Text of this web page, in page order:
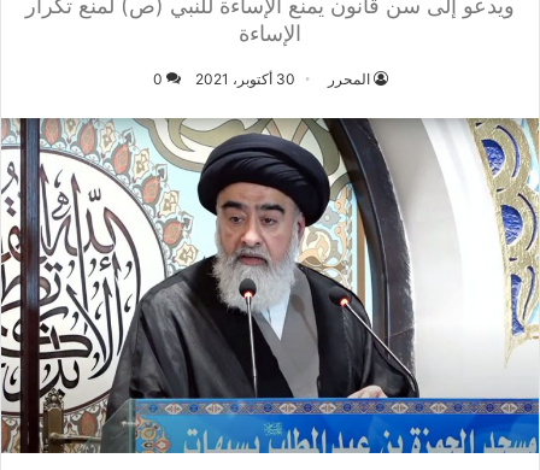
الإساءة
المحرر 30 أكتوبر، 2021 0